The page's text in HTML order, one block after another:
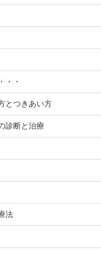
・・
とつきあい方
診断と治療
法